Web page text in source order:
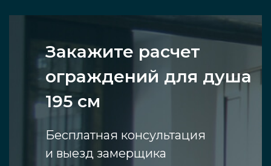
Закажите расчет
ограждений для душа
195 см
Бесплатная консультация
и выезд замерщика